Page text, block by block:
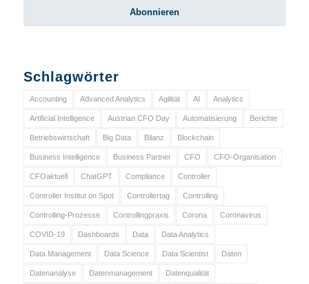
Schlagwörter
Accounting Advanced Analytics Agilität AI Analytics
Artificial Intelligence Austrian CFO Day Automatisierung Berichte
Betriebswirtschaft Big Data Bilanz Blockchain
Business Intelligence Business Partner CFO CFO-Organisation
CFOaktuell ChatGPT Compliance Controller
Controller Institut on Spot Controllertag Controlling
Controlling-Prozesse Controllingpraxis Corona Coronavirus
COVID-19 Dashboards Data Data Analytics
Data Management Data Science Data Scientist Daten
Datenanalyse Datenmanagement Datenqualität